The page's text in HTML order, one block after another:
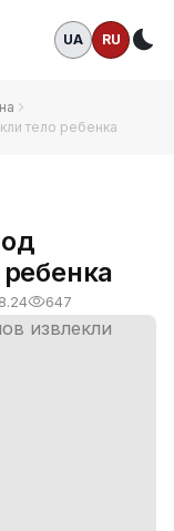
UA RU
тело ребенка
647